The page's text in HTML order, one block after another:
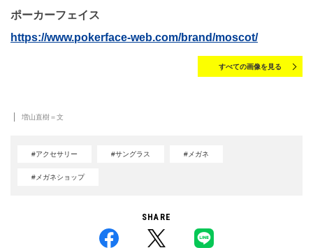
ポーカーフェイス
https://www.pokerface-web.com/brand/moscot/
すべての画像を見る
増山直樹＝文
#アクセサリー #サングラス #メガネ
#メガネショップ
SHARE